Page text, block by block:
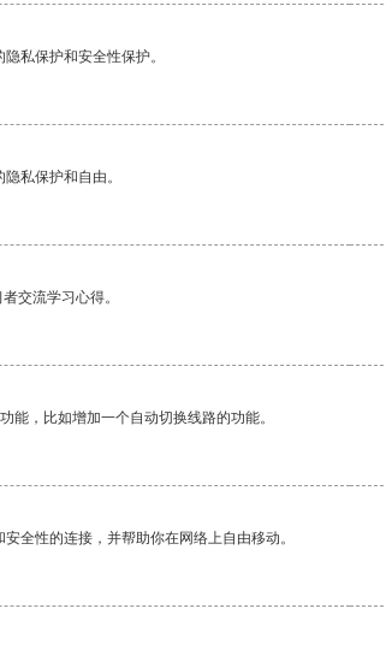
私保护和安全性保护。
私保护和自由。
交流学习心得。
能，比如增加一个自动切换线路的功能。
全性的连接，并帮助你在网络上自由移动。